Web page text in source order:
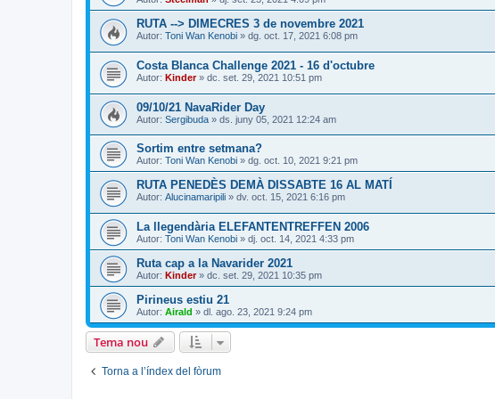
RUTA --> DIMECRES 3 de novembre 2021
Autor: Toni Wan Kenobi » dg. oct. 17, 2021 6:08 pm
Costa Blanca Challenge 2021 - 16 d'octubre
Autor: Kinder» dc. set. 29, 2021 10:51 pm
09/10/21 NavaRider Day
Autor: Sergibuda » ds. juny 05, 2021 12:24 am
Sortim entre setmana?
Autor: Toni Wan Kenobi » dg. oct. 10, 2021 9:21 pm
RUTA PENEDÈS DEMÀ DISSABTE 16 AL MATÍ
Autor: Alucinamaripili » dv. oct. 15, 2021 6:16 pm
La llegendària ELEFANTENTREFFEN 2006
Autor: Toni Wan Kenobi » dj. oct. 14, 2021 4:33 pm
Ruta cap a la Navarider 2021
Autor: Kinder» dc. set. 29, 2021 10:35 pm
Pirineus estiu 21
Autor: Airald » dl. ago. 23, 2021 9:24 pm
Tema nou
Torna a l’índex del fòrum